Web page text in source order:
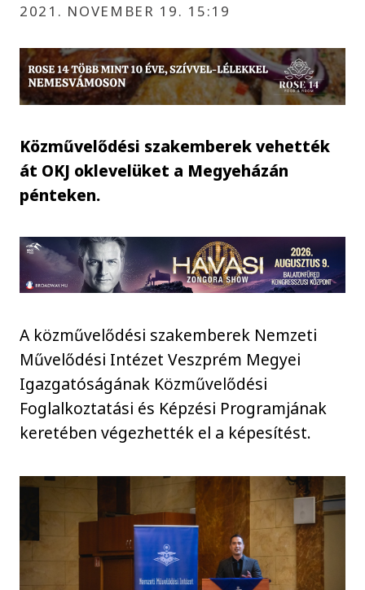
2021. NOVEMBER 19. 15:19
Közművelődési szakemberek vehették
át OKJ oklevelüket a Megyeházán
pénteken.
A közművelődési szakemberek Nemzeti
Művelődési Intézet Veszprém Megyei
Igazgatóságának Közművelődési
Foglalkoztatási és Képzési Programjának
keretében végezhették el a képesítést.